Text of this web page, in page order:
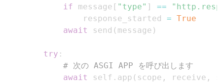
if message [ "type" ] ==
                response_started
= True
await
send ( message )
try :
# 次の ASGI APP を呼び出します
await
self . app ( scope , receive ,